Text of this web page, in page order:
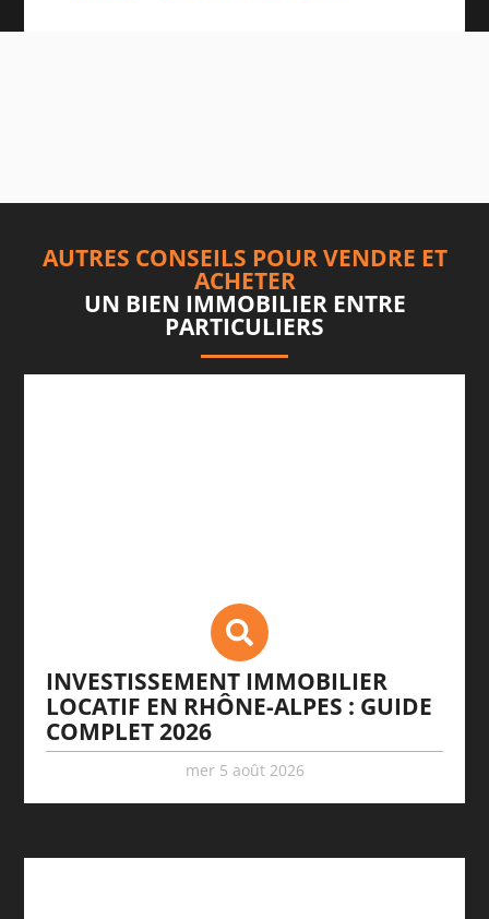
AUTRES CONSEILS POUR VENDRE ET
ACHETER
UN BIEN IMMOBILIER ENTRE
PARTICULIERS
INVESTISSEMENT IMMOBILIER
LOCATIF EN RHÔNE-ALPES : GUIDE
COMPLET 2026
mer 5 août 2026